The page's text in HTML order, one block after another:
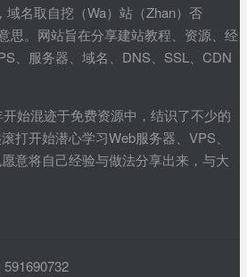
名取自挖（Wa）站（Zhan）否
思。网站旨在分享建站教程、资源、经
、服务器、域名、DNS、SSL、CDN
始混迹于免费资源中，结识了不少的
打开始潜心学习Web服务器、VPS、
意将自己经验与做法分享出来，与大